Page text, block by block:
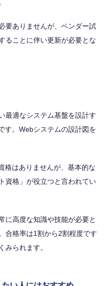
要ありませんが、ベンダー試
ることに伴い更新が必要とな
最適なシステム基盤を設計す
す。Webシステムの設計図を
格はありませんが、基本的な
資格」が役立つと言われてい
に高度な知識や技能が必要と
合格率は1割から2割程度です
みられます。